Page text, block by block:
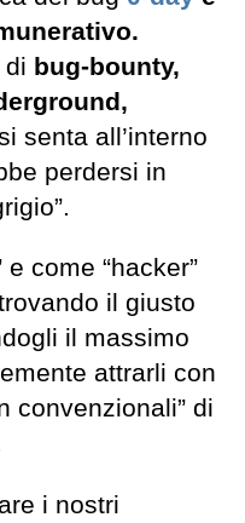
di bug-bounty,
senta all’interno
perdersi in
come “hacker”
il giusto
il massimo
attrarli con
convenzionali” di
i nostri